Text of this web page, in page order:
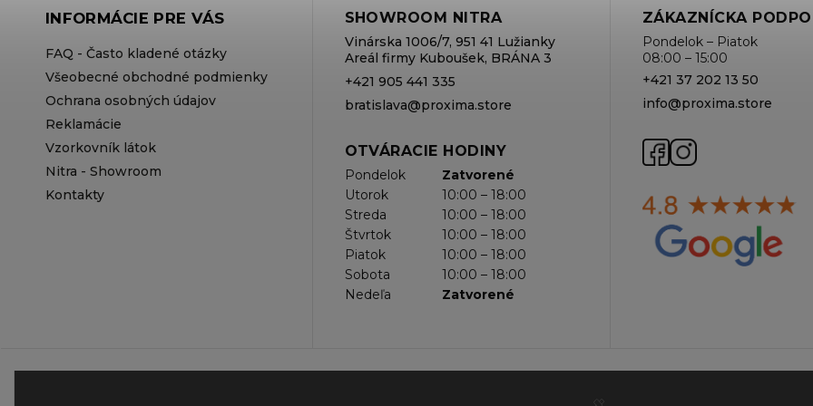
INFORMÁCIE PRE VÁS
FAQ - Často kladené otázky
Všeobecné obchodné podmienky
Ochrana osobných údajov
Reklamácie
Vzorkovník látok
Nitra - Showroom
Kontakty
SHOWROOM NITRA
Vinárska 1006/7, 951 41 Lužianky
Areál firmy Kuboušek, BRÁNA 3
+421 905 441 335
bratislava@proxima.store
OTVÁRACIE HODINY
Pondelok
Zatvorené
Utorok
10:00 – 18:00
Streda
10:00 – 18:00
Štvrtok
10:00 – 18:00
Piatok
10:00 – 18:00
Sobota
10:00 – 18:00
Nedeľa
Zatvorené
ZÁKAZNÍCKA
Pondelok – Piatok
08:00 – 15:00
+421 37 202 13 50
info@proxima.store